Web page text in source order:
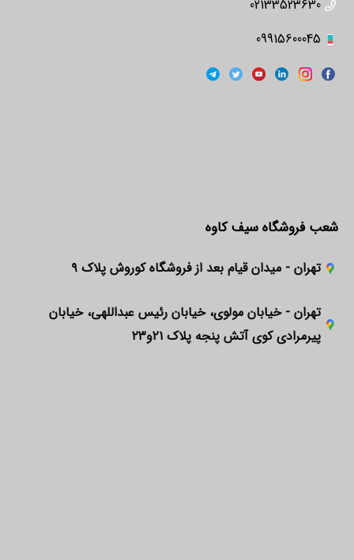
02133523630
09915600045
شعب فروشگاه سیف کاوه
تهران - میدان قیام بعد از فروشگاه کوروش پلاک ۹
تهران - خیابان مولوی، خیابان رئیس عبداللهی، خیابان
پیرمرادی کوی آتش پنجه پلاک ۲۱و۲۳